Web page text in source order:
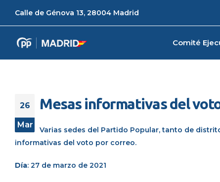
Calle de Génova 13, 28004 Madrid
Comité
26
Mar
Mesas informativas del
Varias sedes del Partido Popular, tanto de
informativas del voto por correo.
Día: 27 de marzo de 2021